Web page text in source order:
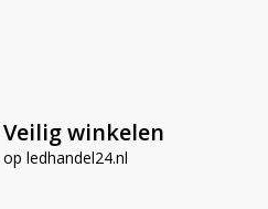
Veilig winkelen
op ledhandel24.nl